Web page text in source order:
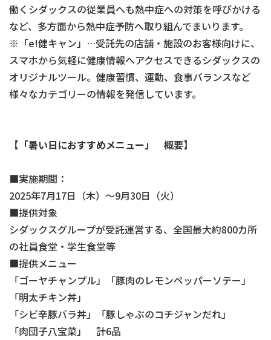
働くシダックスの従業員へも熱中症への対策を呼びかける
など、多方面から熱中症予防へ取り組んでまいります。
※「e!健キャン」…受託先の店舗・施設のお客様向けに、
スマホから気軽に健康情報へアクセスできるシダックスの
オリジナルツール。健康習慣、運動、食事バランスなど
様々なカテゴリーの情報を発信しています。
【「暑い日におすすめメニュー」 概要】
■実施期間：
2025年7月17日（木）～9月30日（火）
■提供対象
シダックスグループが受託運営する、全国最大約800カ所
の社員食堂・学生食堂等
■提供メニュー
「ゴーヤチャンプル」「豚肉のレモンペッパーソテー」
「明太チキン丼」
「シビ辛豚バラ丼」「豚しゃぶのコチジャンだれ」
「肉団子八宝菜」 計6品